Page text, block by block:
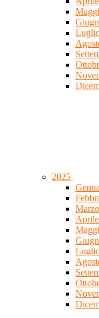
2025
Marzo
Aprile